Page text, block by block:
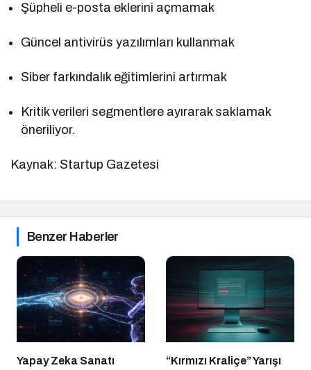
Şüpheli e-posta eklerini açmamak
Güncel antivirüs yazılımları kullanmak
Siber farkındalık eğitimlerini artırmak
Kritik verileri segmentlere ayırarak saklamak
öneriliyor.
Kaynak: Startup Gazetesi
Benzer Haberler
Yapay Zeka Sanatı
“Kırmızı Kraliçe” Yarışı